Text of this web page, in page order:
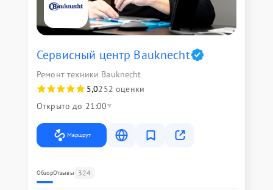
Сервисный центр Bauknecht
Ремонт техники Bauknecht
5,0252 оценки
Открыто до 21:00
Маршрут
ОбзорОтзывы 324